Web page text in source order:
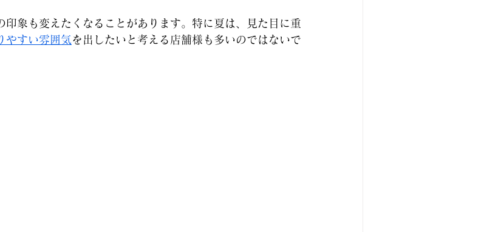
印象も変えたくなることがあります。特に夏は、見た目に重
やすい雰囲気を出したいと考える店舗様も多いのではないで